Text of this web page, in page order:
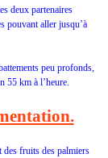
deux partenaires
pouvant aller jusqu’à
peu profonds,
55 km à l’heure.
des fruits des palmiers